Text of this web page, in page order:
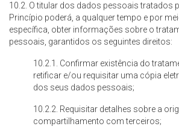
10.2. O titular dos dados pessoais tratados
Princípio poderá, a qualquer tempo e por
específica, obter informações sobre o
pessoais, garantidos os seguintes direitos:
10.2.1. Confirmar existência do
retificar e/ou requisitar uma cópia
dos seus dados pessoais;
10.2.2. Requisitar detalhes sobre a
compartilhamento com terceiros;